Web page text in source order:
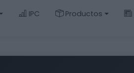
IPC Productos